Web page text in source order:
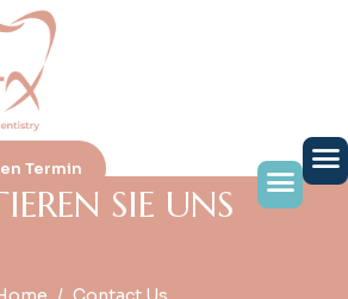
Termin
IEREN SIE UNS